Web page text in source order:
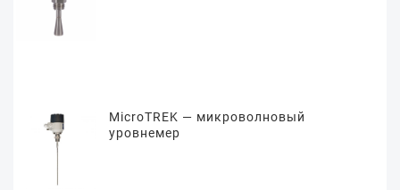
MicroTREK — микроволновый
уровнемер